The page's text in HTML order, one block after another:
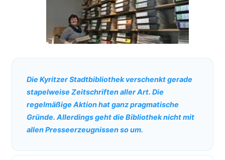
Die Kyritzer Stadtbibliothek verschenkt gerade
stapelweise Zeitschriften aller Art. Die
regelmäßige Aktion hat ganz pragmatische
Gründe. Allerdings geht die Bibliothek nicht mit
allen Presseerzeugnissen so um.